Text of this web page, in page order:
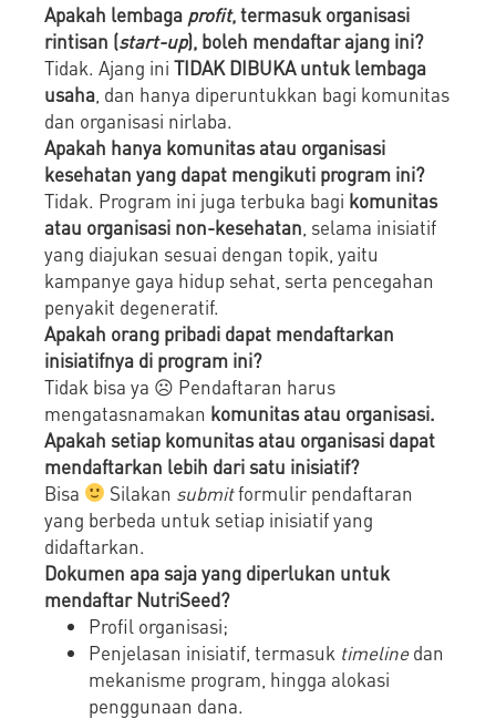
Apakah lembaga profit, termasuk organisasi
rintisan (start-up), boleh mendaftar ajang ini?
Tidak. Ajang ini TIDAK DIBUKA untuk lembaga
usaha , dan hanya diperuntukkan bagi komunitas
dan organisasi nirlaba.
Apakah hanya komunitas atau organisasi
kesehatan yang dapat mengikuti program ini?
Tidak. Program ini juga terbuka bagi komunitas
atau organisasi non-kesehatan , selama inisiatif
yang diajukan sesuai dengan topik, yaitu
kampanye gaya hidup sehat, serta pencegahan
penyakit degeneratif.
Apakah orang pribadi dapat mendaftarkan
inisiatifnya di program ini?
Tidak bisa ya ☹ Pendaftaran harus
mengatasnamakan komunitas atau organisasi.
Apakah setiap komunitas atau organisasi dapat
mendaftarkan lebih dari satu inisiatif?
Bisa
Silakan submitformulir pendaftaran
yang berbeda untuk setiap inisiatif yang
didaftarkan.
Dokumen apa saja yang diperlukan untuk
mendaftar NutriSeed?
Profil organisasi;
Penjelasan inisiatif, termasuk timelinedan
mekanisme program, hingga alokasi
penggunaan dana.